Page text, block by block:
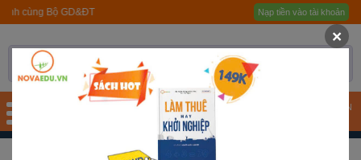
Trang chủ
Giới thiệu
Quy trình hướng nghiệp
Học sinh, Sinh viên toàn
Nạp tiền vào tài khoản
TÀI KHOẢN
×